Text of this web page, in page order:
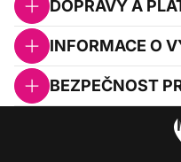
DOPRAVY A
INFORMACE O
BEZPEČNOST